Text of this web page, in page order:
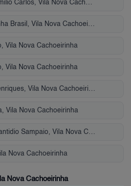
Vila Nova Cachoeirinha
Vila Nova Cachoeirinha
Vila Nova Cachoeirinha
Nova Cachoeirinha
Nova Cachoeirinha